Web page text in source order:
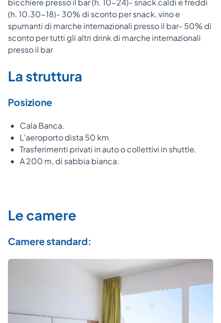
bicchiere presso il bar (h. 10-24)- snack caldi e freddi
(h. 10.30-18)- 30% di sconto per snack, vino e
spumanti di marche internazionali presso il bar- 50% di
sconto per tutti gli altri drink di marche internazionali
presso il bar
La struttura
Posizione
Cala Banca.
L'aeroporto dista 50 km
Trasferimenti privati in auto o collettivi in shuttle.
A 200 m, di sabbia bianca.
Le camere
Camere standard: